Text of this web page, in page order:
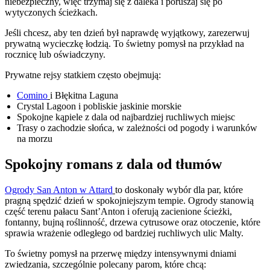
wytyczonych ścieżkach.
Jeśli chcesz, aby ten dzień był naprawdę wyjątkowy, zarezerwuj
prywatną wycieczkę łodzią. To świetny pomysł na przykład na
rocznicę lub oświadczyny.
Prywatne rejsy statkiem często obejmują:
Comino i Błękitna Laguna
Crystal Lagoon i pobliskie jaskinie morskie
Spokojne kąpiele z dala od najbardziej ruchliwych miejsc
Trasy o zachodzie słońca, w zależności od pogody i warunków
na morzu
Spokojny romans z dala od tłumów
Ogrody San Anton w Attard to doskonały wybór dla par, które
pragną spędzić dzień w spokojniejszym tempie. Ogrody stanowią
część terenu pałacu Sant’Anton i oferują zacienione ścieżki,
fontanny, bujną roślinność, drzewa cytrusowe oraz otoczenie, które
sprawia wrażenie odległego od bardziej ruchliwych ulic Malty.
To świetny pomysł na przerwę między intensywnymi dniami
zwiedzania, szczególnie polecany parom, które chcą: